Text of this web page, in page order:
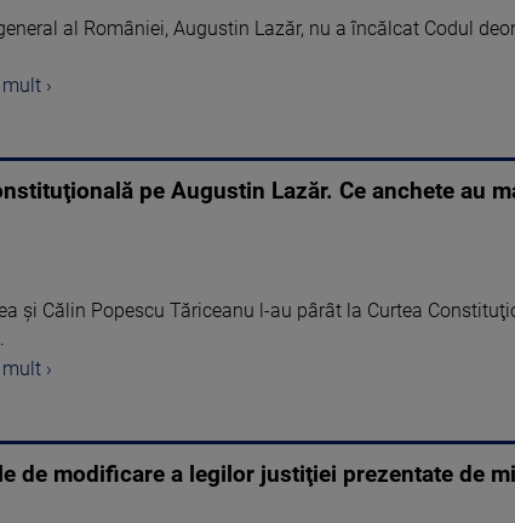
al României, Augustin Lazăr, nu a încălcat Codul
›
pe Augustin Lazăr. Ce anchete au
şi Călin Popescu Tăriceanu l-au pârât la Curtea
›
de modificare a legilor justiţiei prezentate de